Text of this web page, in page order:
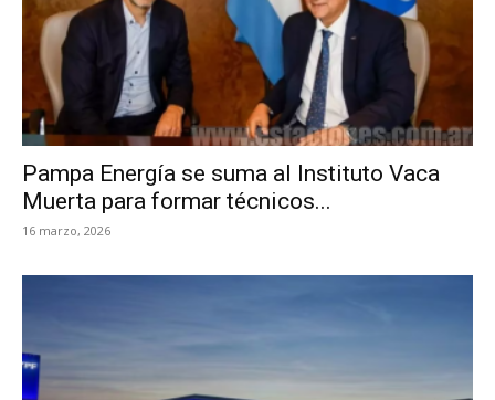
Pampa Energía se suma al Instituto Vaca
Muerta para formar técnicos...
16 marzo, 2026